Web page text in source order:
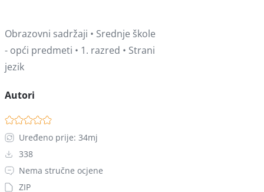
Obrazovni sadržaji • Srednje škole
- opći predmeti • 1. razred • Strani
jezik
Autori
Uređeno prije: 34mj
338
Nema stručne ocjene
ZIP